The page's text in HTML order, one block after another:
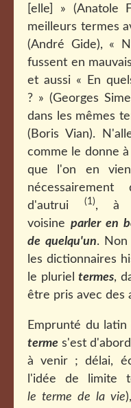
[elle] » (Anatole
meilleurs termes
(André Gide), «
fussent en
et aussi « En
? » (Georges
dans les mêmes
(Boris Vian).
comme le donne
que l'on en
d'autrui
(1), à
voisine parler en
de quelqu'un.
les dictionnaires
le plurieltermes,
être pris avec des
Emprunté du latin
terme s'est
à venir ; délai,
l'idée de limite
le terme de la vie